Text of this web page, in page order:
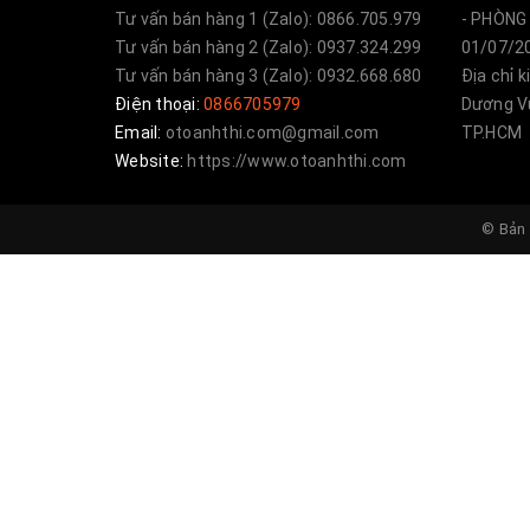
thùng xe bán tải đã có mặt tại 45 quốc
Với kiểu dáng đa dạng, mẫu mã sang
trên dây truyền hiện đại, với sự chú trọng
khách hàng khó tính nhất.
Tư vấn bán hàng 1 (Zalo): 0866.705.979
Tư vấn bán hàng 2 (Zalo): 0937.324.299
Tư vấn bán hàng 3 (Zalo): 0932.668.680
Điện thoại: 0866705979
Email: otoanhthi.com@gmail.com
Website: https://www.otoanhthi.com
-
01/07/
Địa chỉ
Dương
TP.HCM
© Bản